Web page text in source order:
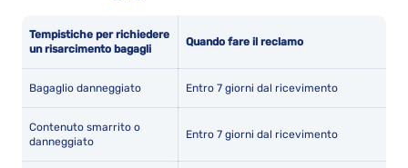
Tempistiche per richiedere
un risarcimento bagagli
Quando fare il reclamo
Bagaglio danneggiato Entro 7 giorni dal ricevimento
Contenuto smarrito o
danneggiato
Entro 7 giorni dal ricevimento